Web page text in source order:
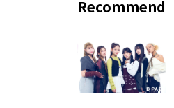
Recommend